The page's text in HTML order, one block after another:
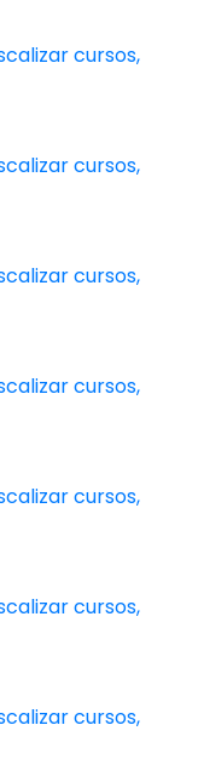
cursos,
cursos,
cursos,
cursos,
cursos,
cursos,
cursos,